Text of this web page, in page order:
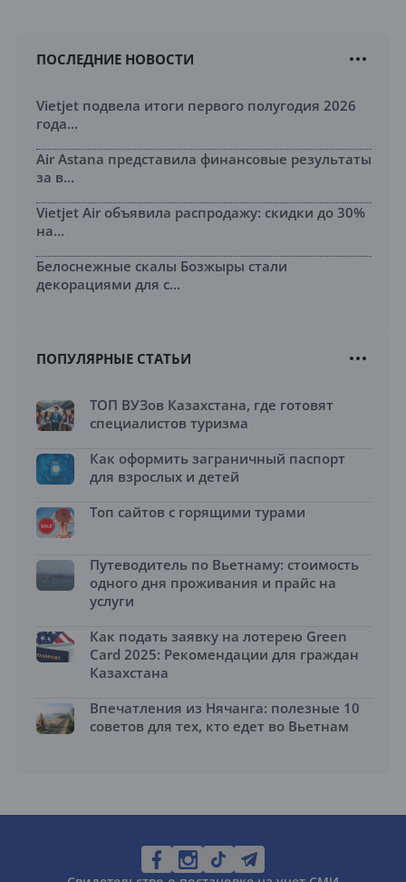
ПОСЛЕДНИЕ НОВОСТИ
Vietjet подвела итоги первого полугодия 2026
года...
Air Astana представила финансовые результаты
за в...
Vietjet Air объявила распродажу: скидки до 30%
на...
Белоснежные скалы Бозжыры стали
декорациями для с...
ПОПУЛЯРНЫЕ СТАТЬИ
ТОП ВУЗов Казахстана, где готовят
специалистов туризма
Как оформить заграничный паспорт
для взрослых и детей
Топ сайтов с горящими турами
Путеводитель по Вьетнаму: стоимость
одного дня проживания и прайс на
услуги
Как подать заявку на лотерею Green
Card 2025: Рекомендации для граждан
Казахстана
Впечатления из Нячанга: полезные 10
советов для тех, кто едет во Вьетнам